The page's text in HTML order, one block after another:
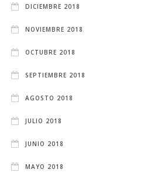
DICIEMBRE 2018
NOVIEMBRE 2018
OCTUBRE 2018
SEPTIEMBRE 2018
AGOSTO 2018
JULIO 2018
JUNIO 2018
MAYO 2018